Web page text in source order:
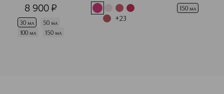
8 900 ¤
30 мл
50 мл
100 мл
150 мл
+23
150 мл